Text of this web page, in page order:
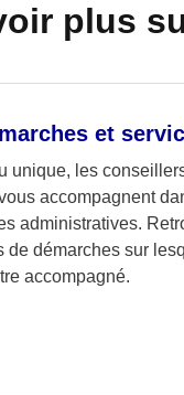
plus
et
unique, les
accompagnent
administratives.
de démarches sur
accompagné.